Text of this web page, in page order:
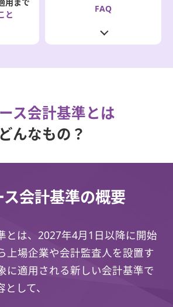
用まで
と
FAQ
ス会計基準とは
どんなもの？
ス会計基準の概要
とは、2027年4月1日以降に開始
上場企業や会計監査人を設置す
に適用される新しい会計基準で
して、